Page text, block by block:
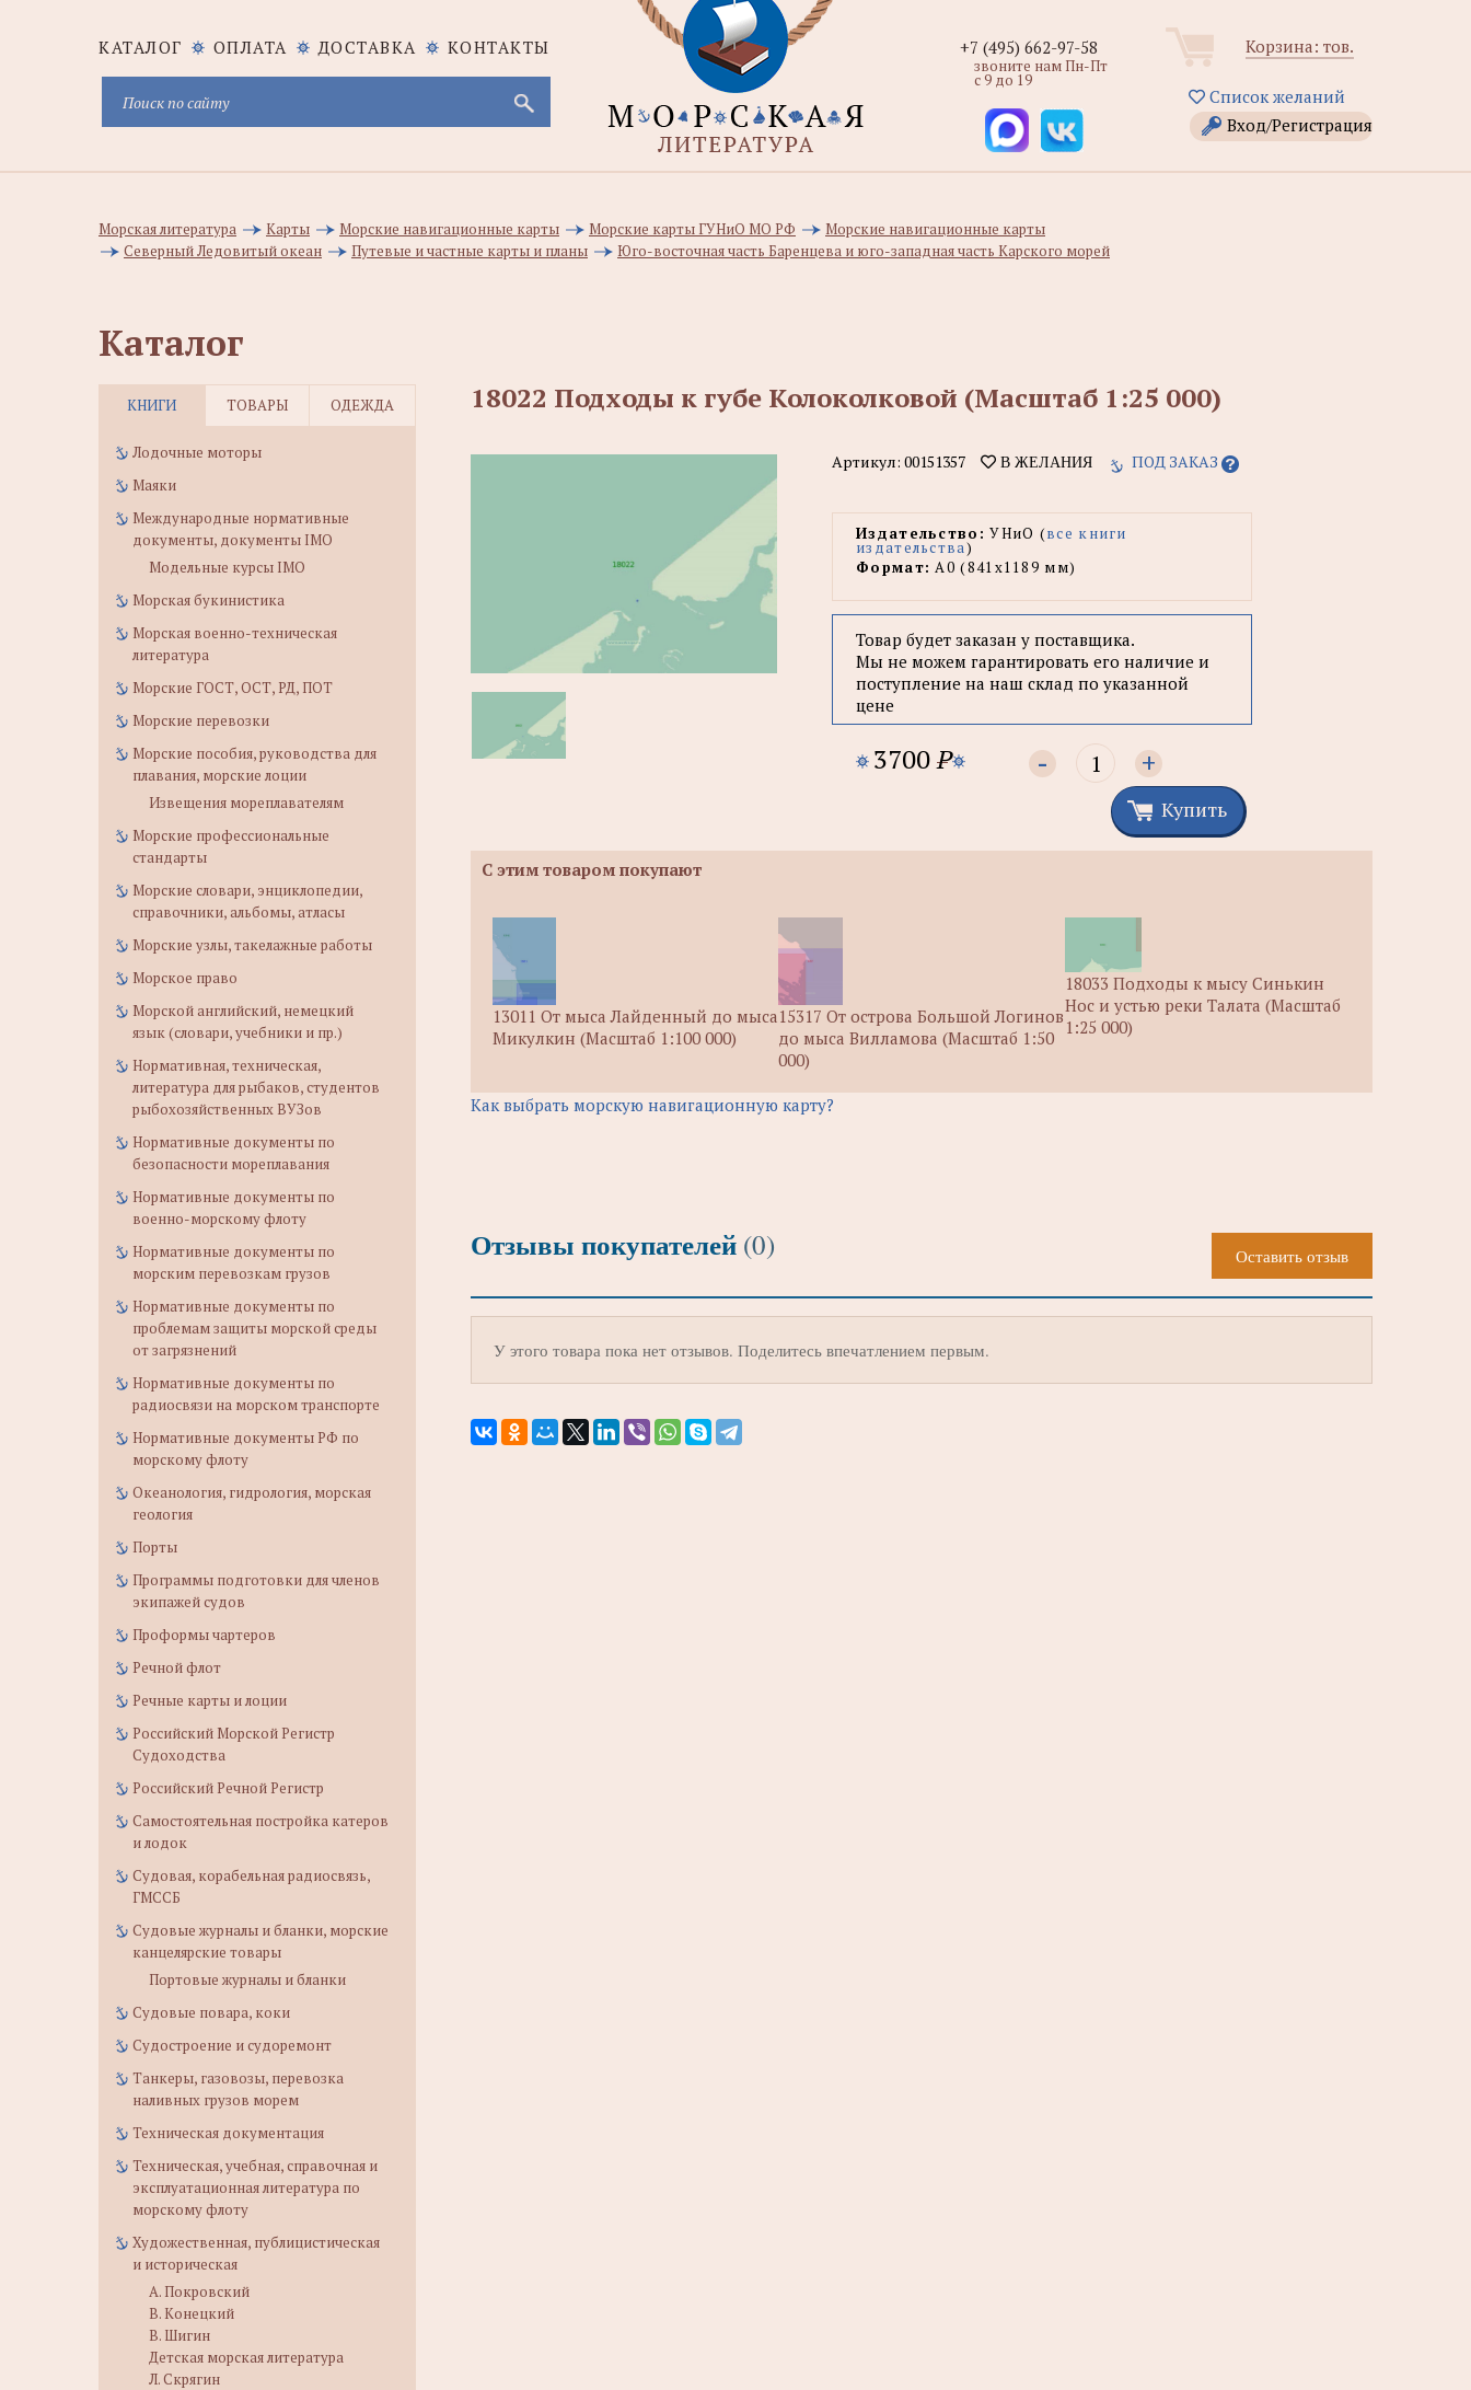
КАТАЛОГ ОПЛАТА ДОСТАВКА КОНТАКТЫ Корзина: тов.
Список желаний
Вход/Регистрация
+7 (495) 662-97-58
звоните нам Пн-Пт
с 9 до 19
Морская литература Карты Морские навигационные карты Морские карты ГУНиО МО РФ
Морские навигационные карты
Северный Ледовитый океан
Путевые и частные карты и планы Юго-восточная часть Баренцева и юго-западная часть Карского морей
Каталог
КНИГИ ТОВАРЫ ОДЕЖДА
Лодочные моторы
Маяки
Международные нормативные
документы, документы IMO
Модельные курсы IMO
Морская букинистика
Морская военно-техническая
литература
Морские ГОСТ, ОСТ, РД, ПОТ
Морские перевозки
Морские пособия, руководства для
плавания, морские лоции
Извещения мореплавателям
Морские профессиональные
стандарты
Морские словари, энциклопедии,
справочники, альбомы, атласы
Морские узлы, такелажные работы
Морское право
Морской английский, немецкий
язык (словари, учебники и пр.)
Нормативная, техническая,
литература для рыбаков, студентов
рыбохозяйственных ВУЗов
Нормативные документы по
безопасности мореплавания
Нормативные документы по
военно-морскому флоту
Нормативные документы по
морским перевозкам грузов
Нормативные документы по
проблемам защиты морской среды
от загрязнений
Нормативные документы по
радиосвязи на морском транспорте
Нормативные документы РФ по
морскому флоту
Океанология, гидрология, морская
геология
Порты
Программы подготовки для членов
экипажей судов
Проформы чартеров
Речной флот
Речные карты и лоции
Российский Морской Регистр
Судоходства
Российский Речной Регистр
Самостоятельная постройка катеров
и лодок
Судовая, корабельная радиосвязь,
ГМССБ
Судовые журналы и бланки, морские
канцелярские товары
Портовые журналы и бланки
Судовые повара, коки
Судостроение и судоремонт
Танкеры, газовозы, перевозка
наливных грузов морем
Техническая документация
Техническая, учебная, справочная и
эксплуатационная литература по
морскому флоту
Художественная, публицистическая
и историческая
А. Покровский
В. Конецкий
В. Шигин
Детская морская литература
Л. Скрягин
18022 Подходы к губе Колоколковой (Масштаб 1:25 000)
Артикул: 00151357 В ЖЕЛАНИЯ ПОД ЗАКАЗ
Издательство: УНиО (все книги
издательства)
Формат: А0 (841x1189 мм)
Товар будет заказан у поставщика.
Мы не можем гарантировать его наличие и
поступление на наш склад по указанной
цене
3700P - +
Купить
С этим товаром покупают
13011 От мыса Лайденный до мыса
Микулкин (Масштаб 1:100 000)
15317 От острова Большой Логинов
до мыса Вилламова (Масштаб 1:50
000)
18033 Подходы к мысу Синькин
Нос и устью реки Талата (Масштаб
1:25 000)
Как выбрать морскую навигационную карту?
Отзывы покупателей (0) Оставить отзыв
У этого товара пока нет отзывов. Поделитесь впечатлением первым.